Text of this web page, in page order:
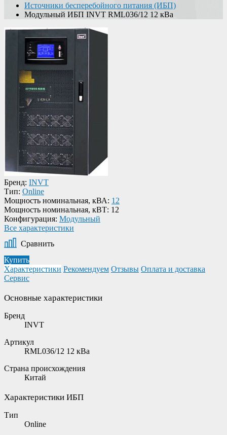
Источники бесперебойного питания (ИБП)
Модульный ИБП INVT RML036/12 12 кВа
Бренд: INVT
Тип: Online
Мощность номинальная, кВА: 12
Мощность номинальная, кВТ: 12
Конфигурация: Модульный
Все характеристики
Сравнить
Купить
Характеристики Рекомендуем Отзывы Оплата и доставка
Сервис
Основные характеристики
Бренд
INVT
Артикул
RML036/12 12 кВа
Страна происхождения
Китай
Характеристики ИБП
Тип
Online